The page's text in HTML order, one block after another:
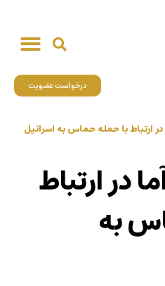
درخواست عضویت
در ارتباط با حمله حماس به اسرائیل
در ارتباط
به